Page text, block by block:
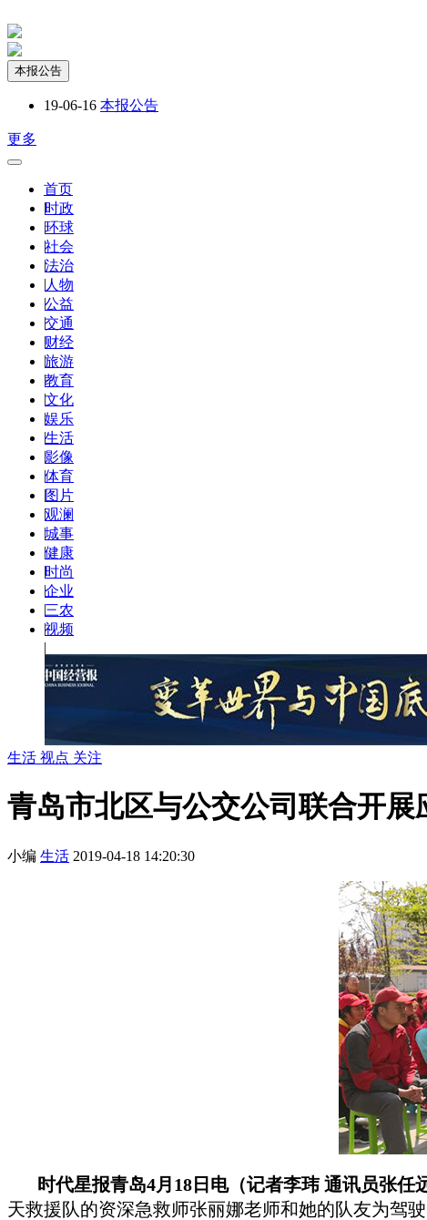
本报公告
19-06-16 本报公告
更多
首页
|时政
|环球
|社会
|法治
|人物
|公益
|交通
|财经
|旅游
|教育
|文化
|娱乐
|生活
|影像
|体育
|图片
|观澜
|城事
|健康
|时尚
|企业
|三农
|视频
|
生活 视点 关注
青岛市北区与公交公司联合开展
小编 生活 2019-04-18 14:20:30
时代星报青岛4月18日电（记者李玮 通讯员张任
天救援队的资深急救师张丽娜老师和她的队友为驾